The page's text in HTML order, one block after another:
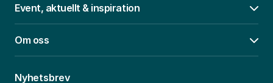
Event, aktuellt & inspiration
Om oss
Nyhetsbrev